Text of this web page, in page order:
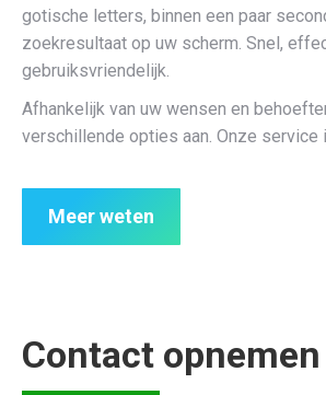
gotische letters, binnen een paar
zoekresultaat op uw scherm. Snel,
gebruiksvriendelijk.
Afhankelijk van uw wensen en
verschillende opties aan. Onze service
Meer weten
Contact opnemen